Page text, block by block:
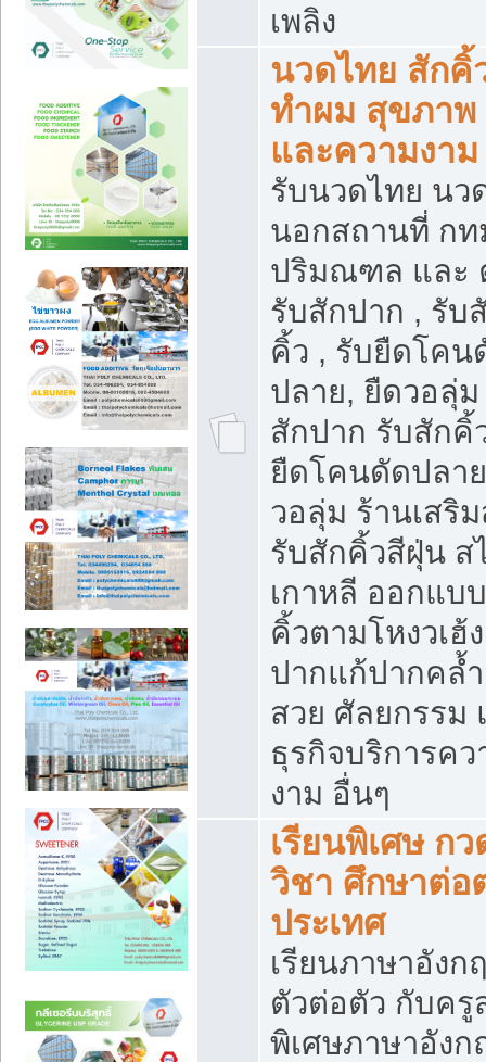
เพลิง
นวดไทย สักคิ้
ทำผม สุขภาพ
และความงาม
รับนวดไทย นว
นอกสถานที่ กท
ปริมณฑล และ
รับสักปาก , รับ
คิ้ว , รับยืดโคน
ปลาย, ยืดวอลุ่ม
สักปาก รับสักคิ้
ยืดโคนดัดปลา
วอลุ่ม ร้านเสริ
รับสักคิ้วสีฝุ่น ส
เกาหลี ออกแบ
คิ้วตามโหงวเฮ้
ปากแก้ปากคล้
สวย ศัลยกรรม
ธุรกิจบริการคว
งาม อื่นๆ
เรียนพิเศษ กว
วิชา ศึกษาต่อ
ประเทศ
เรียนภาษาอังก
ตัวต่อตัว กับครู
พิเศษภาษาอังก